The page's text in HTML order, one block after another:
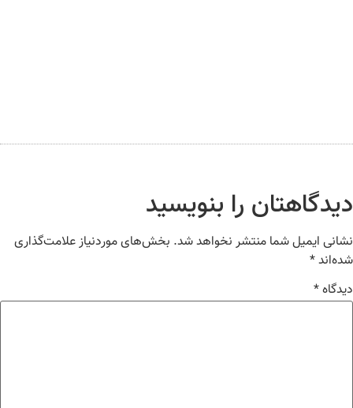
را بنویسید
ایمیل شما منتشر نخواهد شد.بخش‌های موردنیاز علامت‌گذاری
*
*